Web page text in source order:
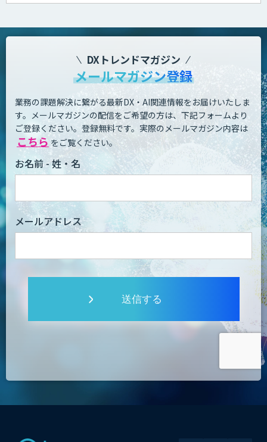
DXトレンドマガジン
メールマガジン登録
業務の課題解決に繋がる最新DX・AI関連情報をお届けいたしま
す。 メールマガジンの配信をご希望の方は、下記フォームより
ご登録ください。登録無料です。 実際のメールマガジン内容は
こちら をご覧ください。
お名前 - 姓・名
メールアドレス
送信する